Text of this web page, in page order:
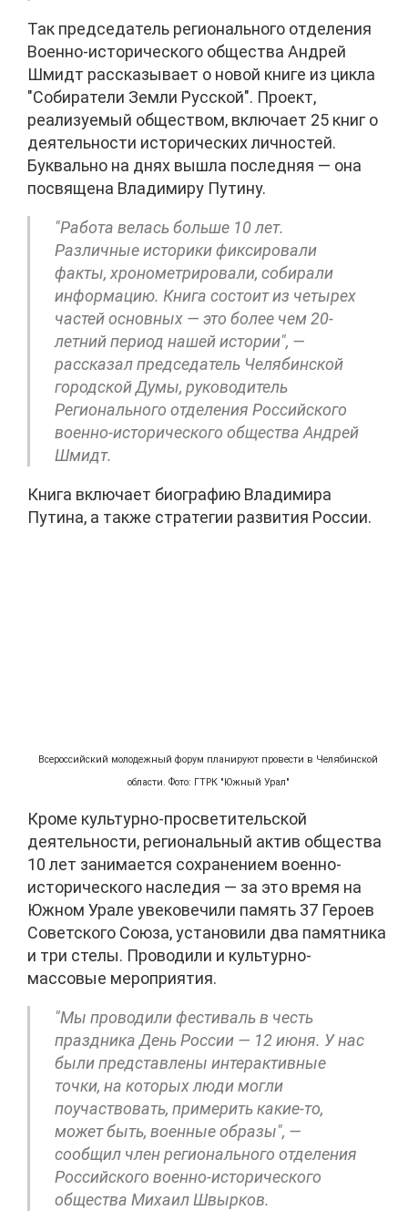
Так председатель регионального отделения
Военно-исторического общества Андрей
Шмидт рассказывает о новой книге из цикла
"Собиратели Земли Русской". Проект,
реализуемый обществом, включает 25 книг о
деятельности исторических личностей.
Буквально на днях вышла последняя — она
посвящена Владимиру Путину.
"Работа велась больше 10 лет.
Различные историки фиксировали
факты, хронометрировали, собирали
информацию. Книга состоит из четырех
частей основных — это более чем 20-
летний период нашей истории", —
рассказал председатель Челябинской
городской Думы, руководитель
Регионального отделения Российского
военно-исторического общества Андрей
Шмидт.
Книга включает биографию Владимира
Путина, а также стратегии развития России.
Всероссийский молодежный форум планируют провести в Челябинской
области. Фото: ГТРК "Южный Урал"
Кроме культурно-просветительской
деятельности, региональный актив общества
10 лет занимается сохранением военно-
исторического наследия — за это время на
Южном Урале увековечили память 37 Героев
Советского Союза, установили два памятника
и три стелы. Проводили и культурно-
массовые мероприятия.
"Мы проводили фестиваль в честь
праздника День России — 12 июня. У нас
были представлены интерактивные
точки, на которых люди могли
поучаствовать, примерить какие-то,
может быть, военные образы", —
сообщил член регионального отделения
Российского военно-исторического
общества Михаил Швырков.